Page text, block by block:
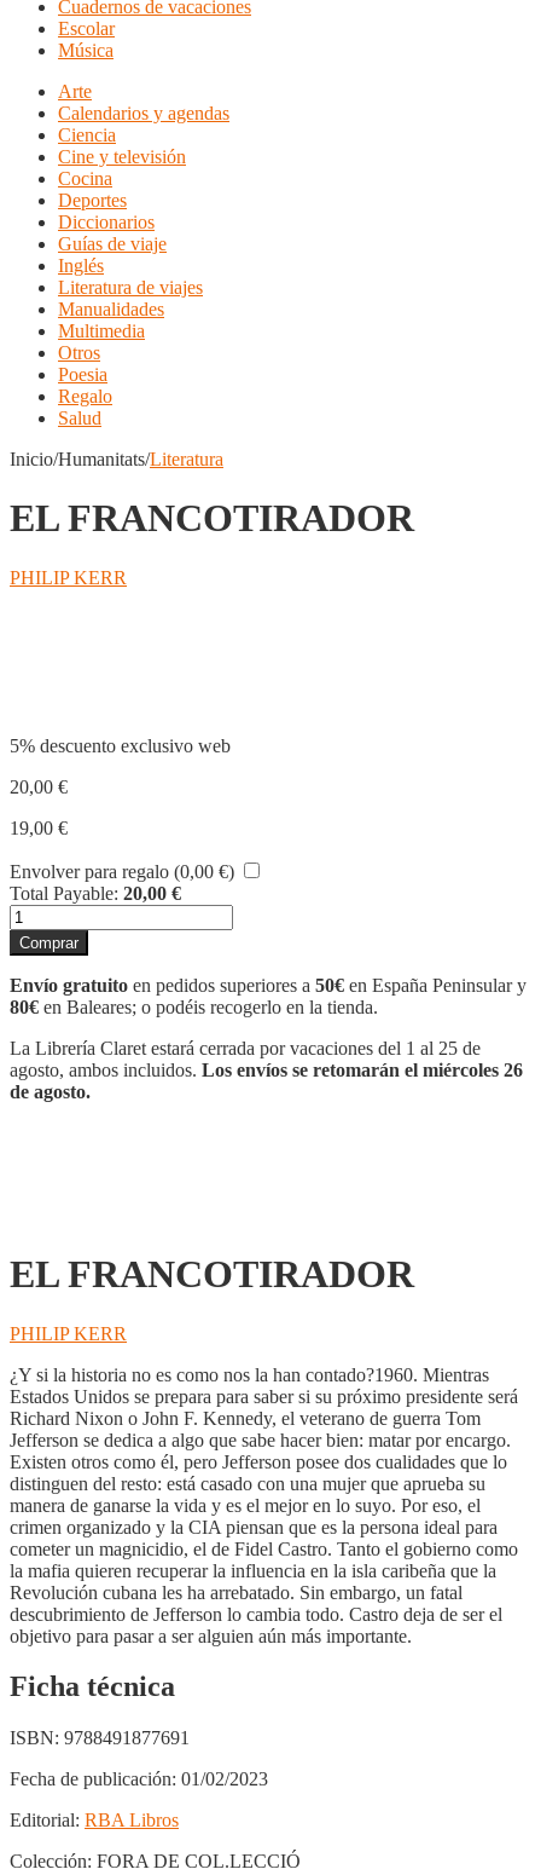
Cuadernos de vacaciones
Escolar
Música
Arte
Calendarios y agendas
Ciencia
Cine y televisión
Cocina
Deportes
Diccionarios
Guías de viaje
Inglés
Literatura de viajes
Manualidades
Multimedia
Otros
Poesia
Regalo
Salud
Inicio/Humanitats/Literatura
EL FRANCOTIRADOR
PHILIP KERR
5% descuento exclusivo web
20,00 €
19,00 €
Envolver para regalo (0,00 €)
Total Payable: 20,00 €
EL
FRANCOTIRADOR
cantidad
Comprar
Envío gratuito en pedidos superiores a 50€ en España Peninsular y
80€ en Baleares; o podéis recogerlo en la tienda.
La Librería Claret estará cerrada por vacaciones del 1 al 25 de
agosto, ambos incluidos. Los envíos se retomarán el miércoles 26
de agosto.
EL FRANCOTIRADOR
PHILIP KERR
¿Y si la historia no es como nos la han contado?1960. Mientras
Estados Unidos se prepara para saber si su próximo presidente será
Richard Nixon o John F. Kennedy, el veterano de guerra Tom
Jefferson se dedica a algo que sabe hacer bien: matar por encargo.
Existen otros como él, pero Jefferson posee dos cualidades que lo
distinguen del resto: está casado con una mujer que aprueba su
manera de ganarse la vida y es el mejor en lo suyo. Por eso, el
crimen organizado y la CIA piensan que es la persona ideal para
cometer un magnicidio, el de Fidel Castro. Tanto el gobierno como
la mafia quieren recuperar la influencia en la isla caribeña que la
Revolución cubana les ha arrebatado. Sin embargo, un fatal
descubrimiento de Jefferson lo cambia todo. Castro deja de ser el
objetivo para pasar a ser alguien aún más importante.
Ficha técnica
ISBN: 9788491877691
Fecha de publicación: 01/02/2023
Editorial: RBA Libros
Colección: FORA DE COL.LECCIÓ